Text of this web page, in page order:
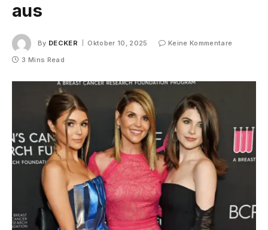
aus
By DECKER Oktober 10, 2025
Keine Kommentare
3 Mins Read